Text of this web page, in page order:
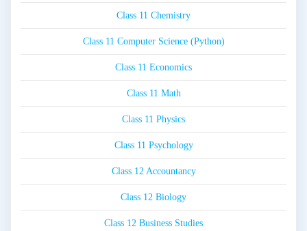
Class 11 Chemistry
Class 11 Computer Science (Python)
Class 11 Economics
Class 11 Math
Class 11 Physics
Class 11 Psychology
Class 12 Accountancy
Class 12 Biology
Class 12 Business Studies